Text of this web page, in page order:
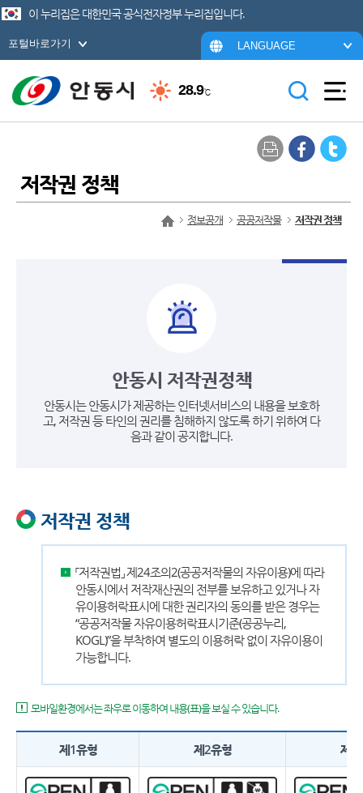
이 누리집은 대한민국 공식전자정부 누리집입니다.
포털바로가기 LANGUAGE
28.9℃
저작권 정책
정보공개 공공저작물 저작권 정책
안동시 저작권정책
안동시는 안동시가 제공하는 인터넷서비스의 내용을 보호하
고, 저작권 등 타인의 권리를 침해하지 않도록 하기 위하여 다
음과 같이 공지합니다.
저작권 정책
「저작권법」 제24조의2(공공저작물의 자유이용)에 따라
안동시에서 저작재산권의 전부를 보유하고 있거나 자
유이용허락표시에 대한 권리자의 동의를 받은 경우는
“공공저작물 자유이용허락표시기준(공공누리,
KOGL)”을 부착하여 별도의 이용허락 없이 자유이용이
가능합니다.
모바일환경에서는 좌우로 이동하여 내용(표)을 보실 수 있습니다.
제1유형 제2유형 제3